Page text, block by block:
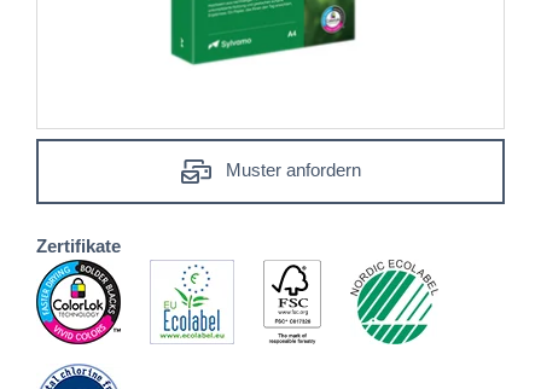
Muster anfordern
Zertifikate